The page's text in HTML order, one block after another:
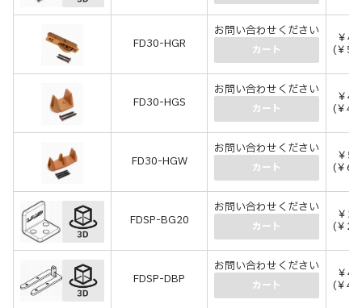
FD30-HGR
お問い合わせください
カート
￥
(￥
FD30-HGS
お問い合わせください
カート
￥
(￥
FD30-HGW
お問い合わせください
カート
￥
(￥
FDSP-BG20
お問い合わせください
カート
￥
(￥
FDSP-DBP
お問い合わせください
カート
￥
(￥